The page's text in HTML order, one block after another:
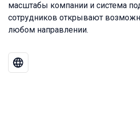
масштабы компании и система
сотрудников открывают
любом направлении.